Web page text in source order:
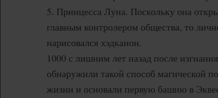
5. Принцесса Луна. Поскольку она
главным контролером общества, то
нарисовался хэдканон.
1000 с лишним лет назад после
обнаружили такой способ магической
жизни и основали первую башню в